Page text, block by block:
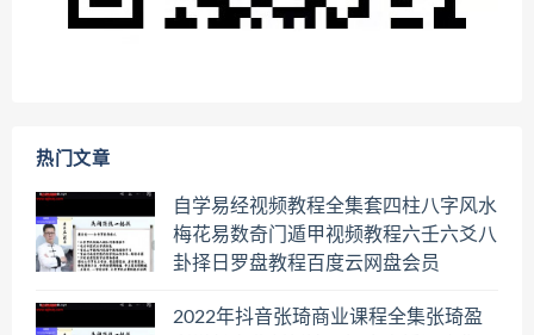
热门文章
自学易经视频教程全集套四柱八字风水
梅花易数奇门遁甲视频教程六壬六爻八
卦择日罗盘教程百度云网盘会员
2022年抖音张琦商业课程全集张琦盈